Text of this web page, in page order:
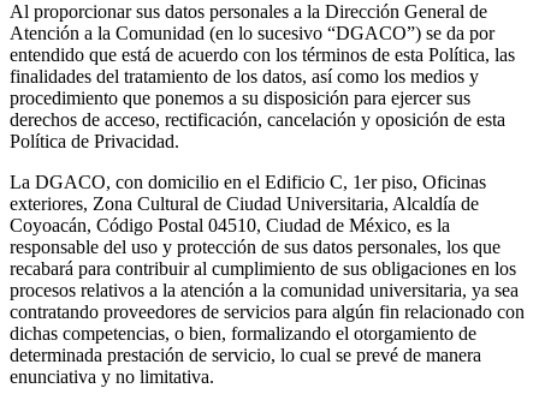
Al proporcionar sus datos personales a la Dirección General de
Atención a la Comunidad (en lo sucesivo “DGACO”) se da por
entendido que está de acuerdo con los términos de esta Política, las
finalidades del tratamiento de los datos, así como los medios y
procedimiento que ponemos a su disposición para ejercer sus
derechos de acceso, rectificación, cancelación y oposición de esta
Política de Privacidad.
La DGACO, con domicilio en el Edificio C, 1er piso, Oficinas
exteriores, Zona Cultural de Ciudad Universitaria, Alcaldía de
Coyoacán, Código Postal 04510, Ciudad de México, es la
responsable del uso y protección de sus datos personales, los que
recabará para contribuir al cumplimiento de sus obligaciones en los
procesos relativos a la atención a la comunidad universitaria, ya sea
contratando proveedores de servicios para algún fin relacionado con
dichas competencias, o bien, formalizando el otorgamiento de
determinada prestación de servicio, lo cual se prevé de manera
enunciativa y no limitativa.